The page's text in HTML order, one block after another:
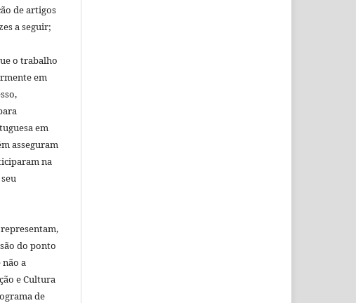
de artigos
a seguir;
o trabalho
em
em
asseguram
na
do ponto
não a
e Cultura
de